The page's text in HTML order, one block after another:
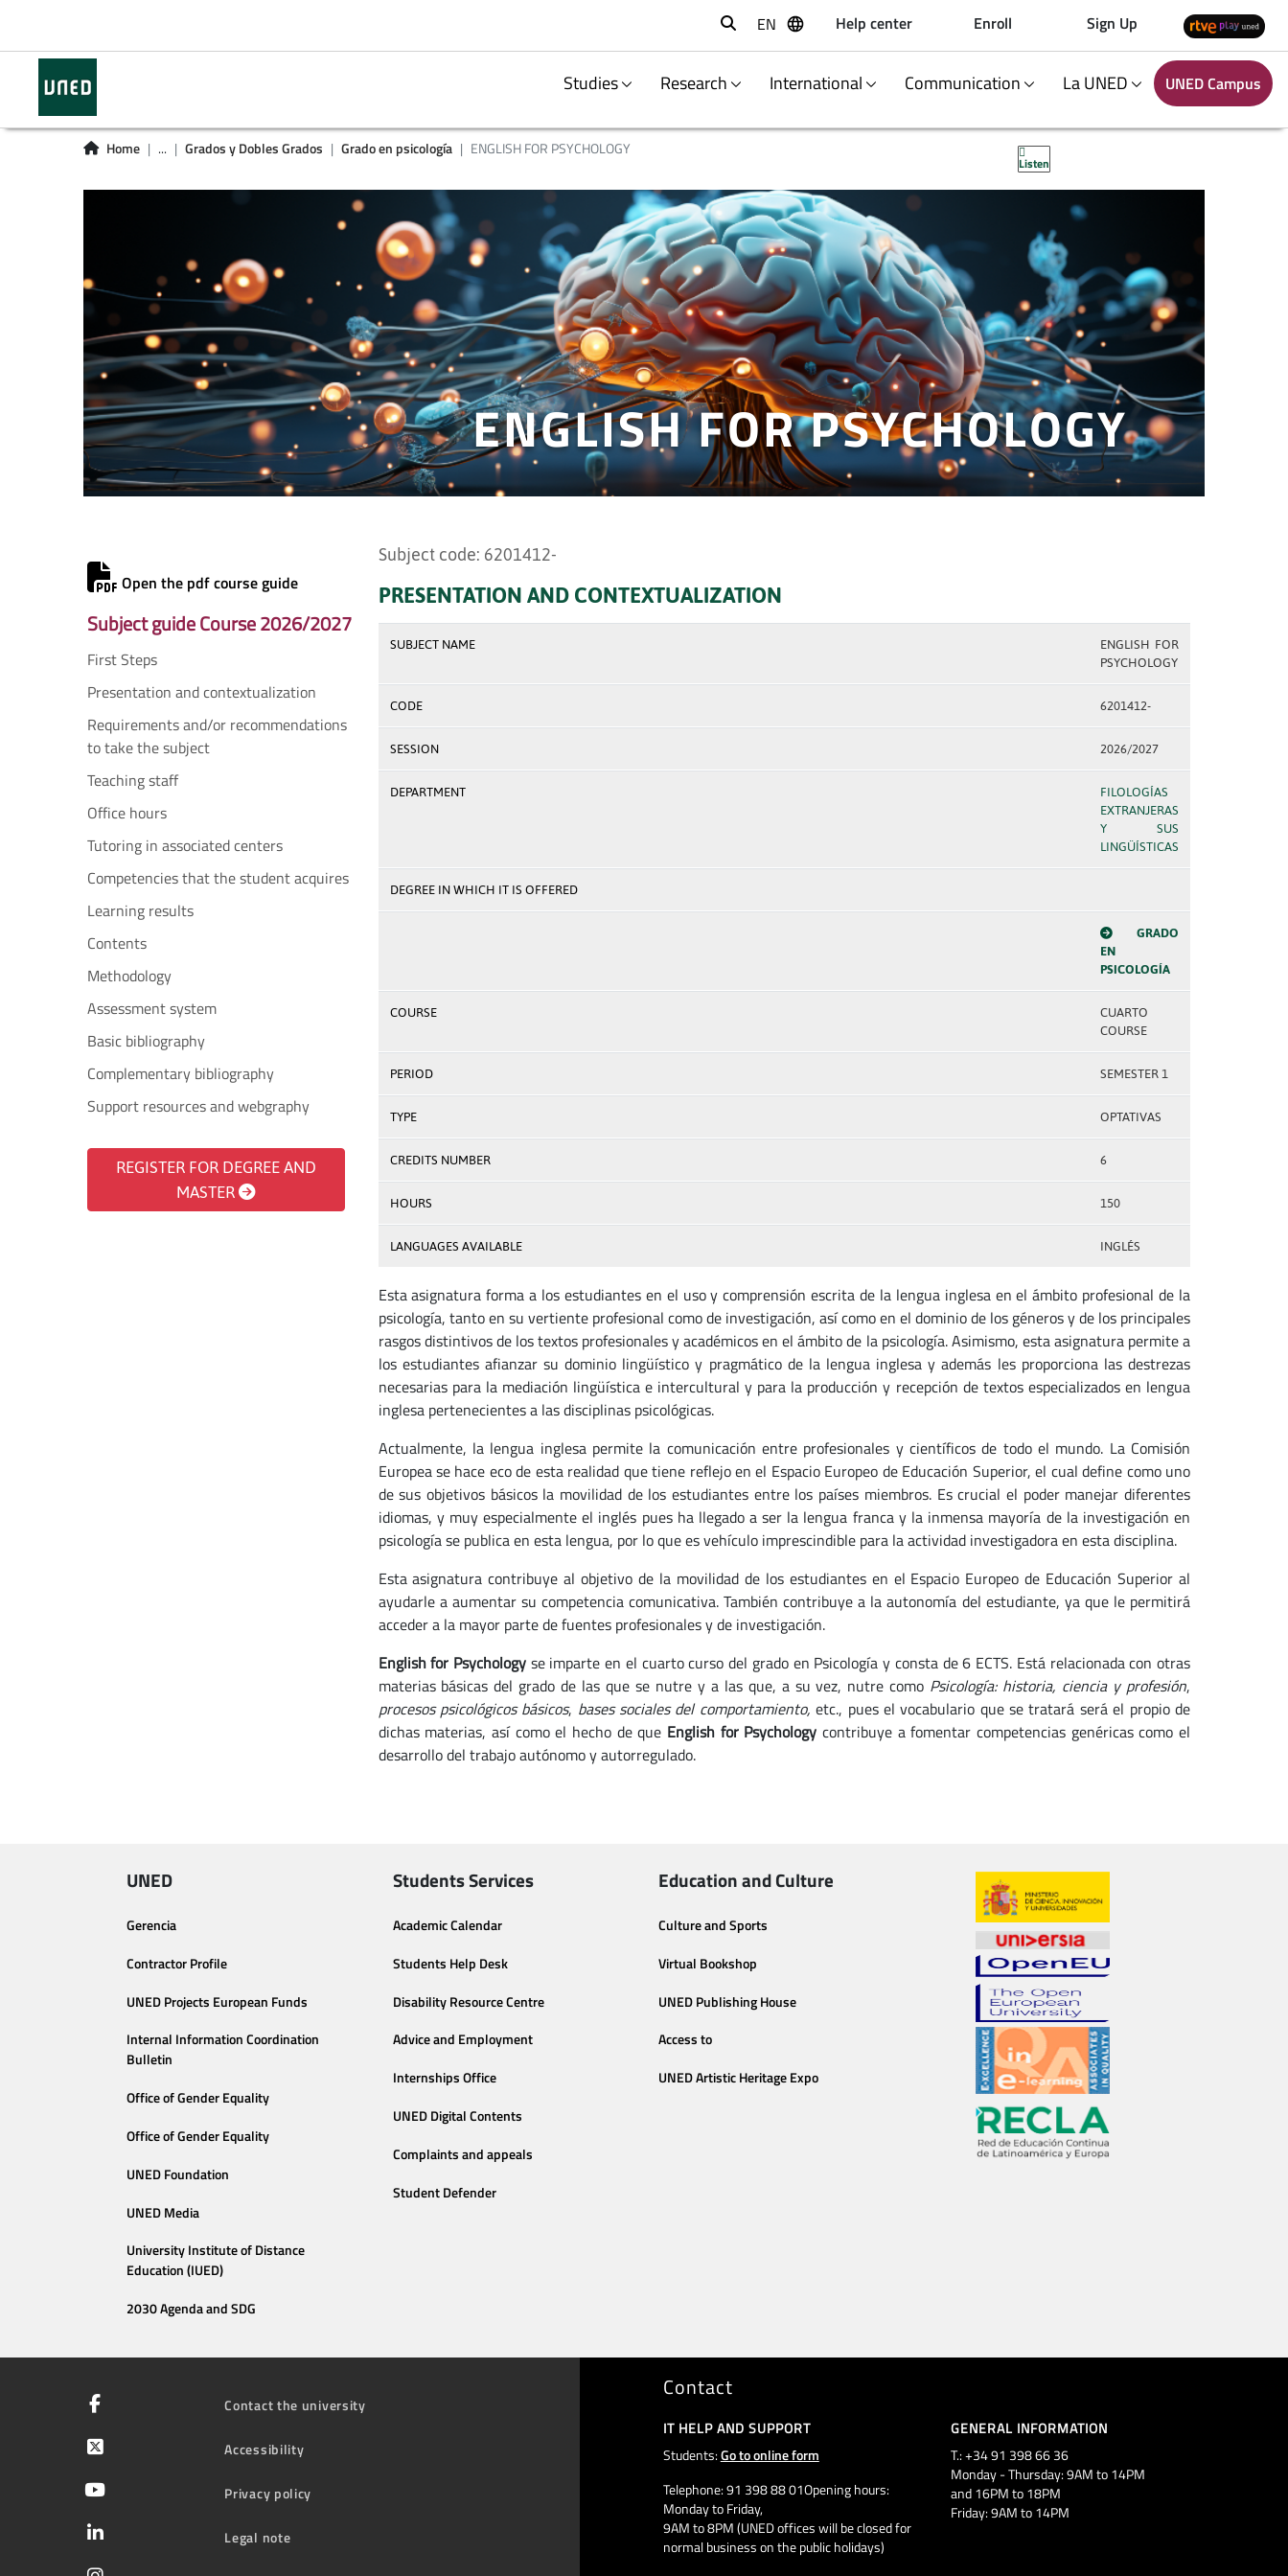
Buscar
EN Help center Enroll Sign Up
Studies Research International Communication La UNED UNED Campus
Home ... Grados y Dobles Grados Grado en psicología ENGLISH FOR PSYCHOLOGY
Listen
ENGLISH FOR PSYCHOLOGY
Open the pdf course guide
Subject guide Course 2026/2027
First Steps
Presentation and contextualization
Requirements and/or recommendations
to take the subject
Teaching staff
Office hours
Tutoring in associated centers
Competencies that the student acquires
Learning results
Contents
Methodology
Assessment system
Basic bibliography
Complementary bibliography
Support resources and webgraphy
REGISTER FOR DEGREE AND
MASTER
Subject code: 6201412-
PRESENTATION AND CONTEXTUALIZATION
SUBJECT NAME
ENGLISH FOR
PSYCHOLOGY
CODE 6201412-
SESSION 2026/2027
DEPARTMENT
FILOLOGÍAS
EXTRANJERAS
Y SUS
LINGÜÍSTICAS
DEGREE IN WHICH IT IS OFFERED
GRADO
EN
PSICOLOGÍA
COURSE
CUARTO
COURSE
PERIOD SEMESTER 1
TYPE OPTATIVAS
CREDITS NUMBER 6
HOURS 150
LANGUAGES AVAILABLE INGLÉS
Esta asignatura forma a los estudiantes en el uso y comprensión escrita de la lengua inglesa en el ámbito profesional de la
psicología, tanto en su vertiente profesional como de investigación, así como en el dominio de los géneros y de los principales
rasgos distintivos de los textos profesionales y académicos en el ámbito de la psicología. Asimismo, esta asignatura permite a
los estudiantes afianzar su dominio lingüístico y pragmático de la lengua inglesa y además les proporciona las destrezas
necesarias para la mediación lingüística e intercultural y para la producción y recepción de textos especializados en lengua
inglesa pertenecientes a las disciplinas psicológicas.
Actualmente, la lengua inglesa permite la comunicación entre profesionales y científicos de todo el mundo. La Comisión
Europea se hace eco de esta realidad que tiene reflejo en el Espacio Europeo de Educación Superior, el cual define como uno
de sus objetivos básicos la movilidad de los estudiantes entre los países miembros. Es crucial el poder manejar diferentes
idiomas, y muy especialmente el inglés pues ha llegado a ser la lengua franca y la inmensa mayoría de la investigación en
psicología se publica en esta lengua, por lo que es vehículo imprescindible para la actividad investigadora en esta disciplina.
Esta asignatura contribuye al objetivo de la movilidad de los estudiantes en el Espacio Europeo de Educación Superior al
ayudarle a aumentar su competencia comunicativa. También contribuye a la autonomía del estudiante, ya que le permitirá
acceder a la mayor parte de fuentes profesionales y de investigación.
English for Psychology se imparte en el cuarto curso del grado en Psicología y consta de 6 ECTS. Está relacionada con otras
materias básicas del grado de las que se nutre y a las que, a su vez, nutre como Psicología: historia, ciencia y profesión,
procesos psicológicos básicos, bases sociales del comportamiento,etc., pues el vocabulario que se tratará será el propio de
dichas materias, así como el hecho de que English for Psychology contribuye a fomentar competencias genéricas como el
desarrollo del trabajo autónomo y autorregulado.
UNED
Gerencia
Contractor Profile
UNED Projects European Funds
Internal Information Coordination
Bulletin
Office of Gender Equality
Office of Gender Equality
UNED Foundation
UNED Media
University Institute of Distance
Education (IUED)
2030 Agenda and SDG
Students Services
Academic Calendar
Students Help Desk
Disability Resource Centre
Advice and Employment
Internships Office
UNED Digital Contents
Complaints and appeals
Student Defender
Education and Culture
Culture and Sports
Virtual Bookshop
UNED Publishing House
Access to
UNED Artistic Heritage Expo
Contact the university
Accessibility
Privacy policy
Legal note
Contact
IT HELP AND SUPPORT
Students:Go to online form
Telephone: 91 398 88 01Opening hours:
Monday to Friday,
9AM to 8PM (UNED offices will be closed for
normal business on the public holidays)
GENERAL INFORMATION
T.: +34 91 398 66 36
Monday - Thursday: 9AM to 14PM
and 16PM to 18PM
Friday: 9AM to 14PM